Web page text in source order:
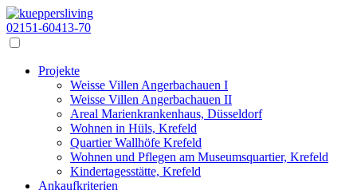
02151-60413-70
Projekte
Weisse Villen Angerbachauen I
Weisse Villen Angerbachauen II
Areal Marienkrankenhaus, Düsseldorf
Wohnen in Hüls, Krefeld
Quartier Wallhöfe Krefeld
Wohnen und Pflegen am Museumsquartier, Krefeld
Kindertagesstätte, Krefeld
Ankaufkriterien